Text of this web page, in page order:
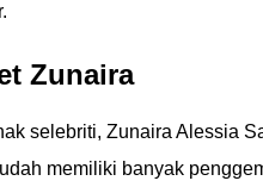
Zunaira
selebriti, Zunaira Alessia
memiliki banyak